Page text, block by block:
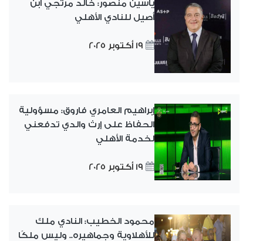
ياسين منصور: خالد مرتجي ابن
أصيل للنادي الأهلي
19 أكتوبر 2025
إبراهيم العامري فاروق: مسؤولية
الحفاظ على إرث والدي تدفعني
لخدمة الأهلي
19 أكتوبر 2025
محمود الخطيب: النادي ملك
للأهلاوية وجماهيره.. وليس ملكًا